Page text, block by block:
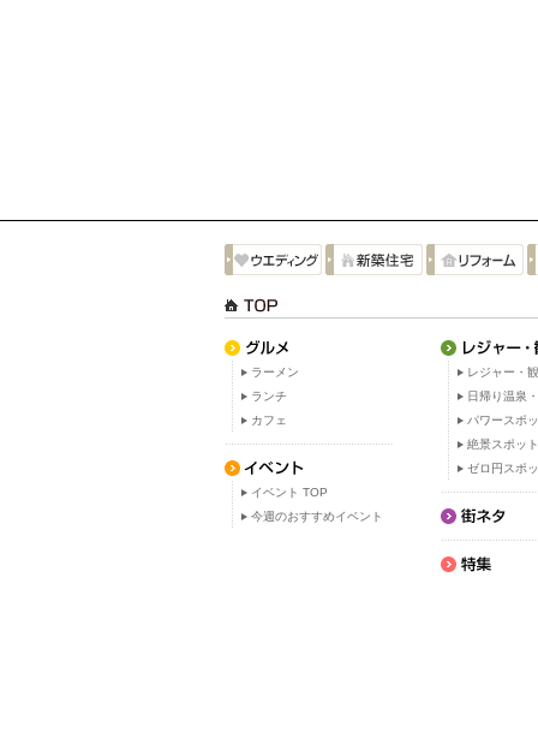
ラーメン
ランチ
カフェ
イベント TOP
今週のおすすめイベント
レジャー・
日帰り温泉
パワースポ
絶景スポット
ゼロ円スポ